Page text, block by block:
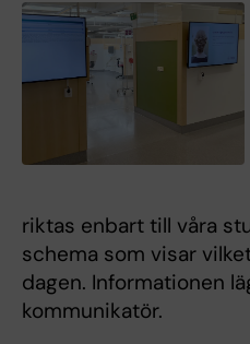
riktas enbart till våra
schema som visar
dagen. Informationen
kommunikatör.